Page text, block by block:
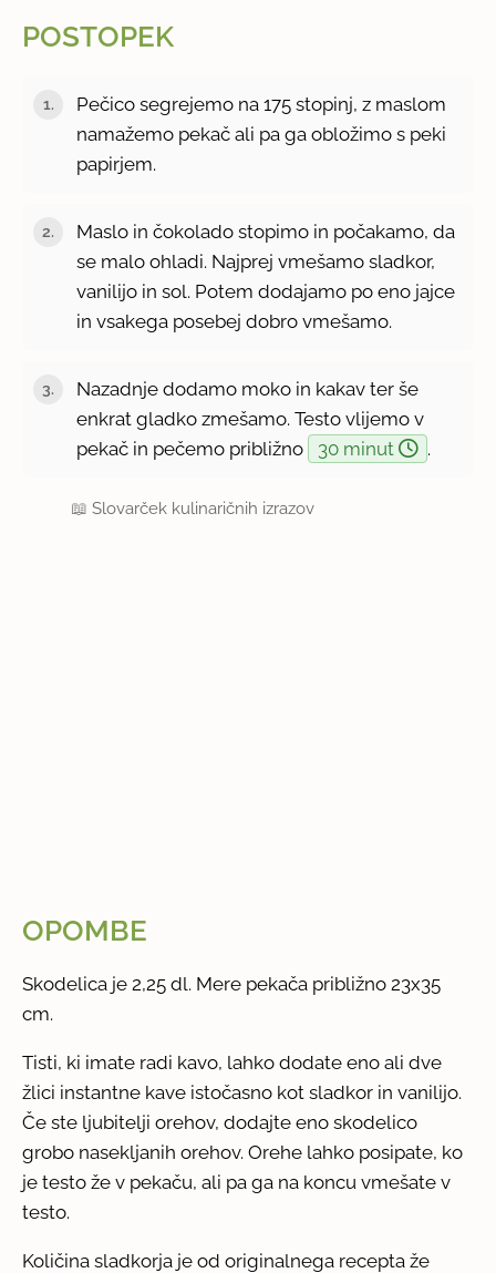
POSTOPEK
Pečico segrejemo na 175 stopinj, z maslom
namažemo pekač ali pa ga obložimo s peki
papirjem.
Maslo in čokolado stopimo in počakamo, da
se malo ohladi. Najprej vmešamo sladkor,
vanilijo in sol. Potem dodajamo po eno jajce
in vsakega posebej dobro vmešamo.
Nazadnje dodamo moko in kakav ter še
enkrat gladko zmešamo. Testo vlijemo v
pekač in pečemo približno
30 minut .
📖Slovarček kulinaričnih izrazov
OPOMBE
Skodelica je 2,25 dl. Mere pekača približno 23x35
cm.
Tisti, ki imate radi kavo, lahko dodate eno ali dve
žlici instantne kave istočasno kot sladkor in vanilijo.
Če ste ljubitelji orehov, dodajte eno skodelico
grobo nasekljanih orehov. Orehe lahko posipate, ko
je testo že v pekaču, ali pa ga na koncu vmešate v
testo.
Količina sladkorja je od originalnega recepta že